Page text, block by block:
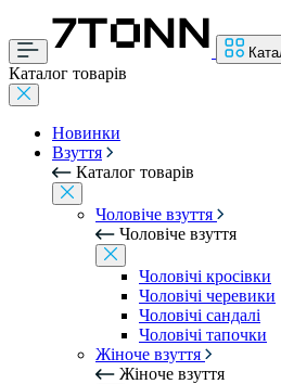
Каталог товарів
Новинки
Взуття
Каталог товарів
Чоловіче взуття
Чоловіче взуття
Чоловічі кросівки
Чоловічі черевики
Чоловічі сандалі
Чоловічі тапочки
Жіноче взуття
Жіноче взуття